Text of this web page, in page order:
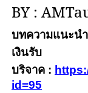
BY :
บทความแนะนำ
เงินรับ
บริจาค :
id=95